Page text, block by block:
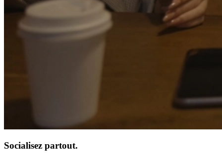
Socialisez partout.